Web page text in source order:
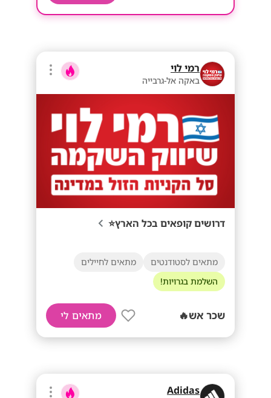
רמי לוי
באקה אל-גרבייה
דרושים קופאים בכל הארץ⭐
מתאים לסטודנטים
מתאים לחיילים
השלמת בגרויות!
שכר אש🔥 מתאים לי
Adidas